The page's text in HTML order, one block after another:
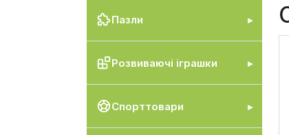
Пазли
Розвиваючі іграшки
Спорттовари